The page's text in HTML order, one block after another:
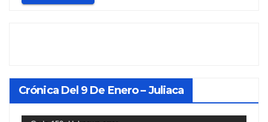
Crónica Del 9 De Enero – Juliaca